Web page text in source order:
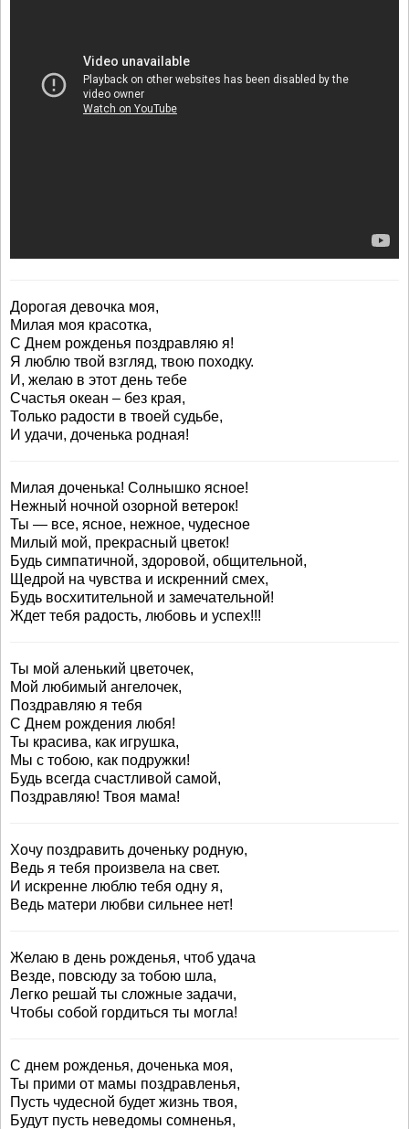
Дорогая девочка моя,
Милая моя красотка,
С Днем рожденья поздравляю я!
Я люблю твой взгляд, твою походку.
И, желаю в этот день тебе
Счастья океан – без края,
Только радости в твоей судьбе,
И удачи, доченька родная!
Милая доченька! Солнышко ясное!
Нежный ночной озорной ветерок!
Ты — все, ясное, нежное, чудесное
Милый мой, прекрасный цветок!
Будь симпатичной, здоровой, общительной,
Щедрой на чувства и искренний смех,
Будь восхитительной и замечательной!
Ждет тебя радость, любовь и успех!!!
Ты мой аленький цветочек,
Мой любимый ангелочек,
Поздравляю я тебя
С Днем рождения любя!
Ты красива, как игрушка,
Мы с тобою, как подружки!
Будь всегда счастливой самой,
Поздравляю! Твоя мама!
Хочу поздравить доченьку родную,
Ведь я тебя произвела на свет.
И искренне люблю тебя одну я,
Ведь матери любви сильнее нет!
Желаю в день рожденья, чтоб удача
Везде, повсюду за тобою шла,
Легко решай ты сложные задачи,
Чтобы собой гордиться ты могла!
С днем рожденья, доченька моя,
Ты прими от мамы поздравленья,
Пусть чудесной будет жизнь твоя,
Будут пусть неведомы сомненья,